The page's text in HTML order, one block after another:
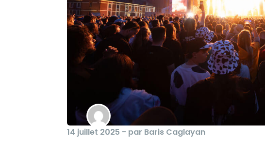
14 juillet 2025 - par Baris Caglayan